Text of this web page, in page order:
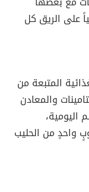
على الريق كل
المتبعة من
والمعادن
اليومية،
واحدٍ من الحليب